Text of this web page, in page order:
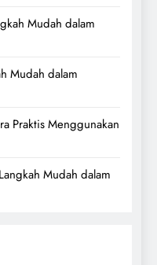
Mudah dalam
Mudah dalam
Praktis Menggunakan
Langkah Mudah dalam